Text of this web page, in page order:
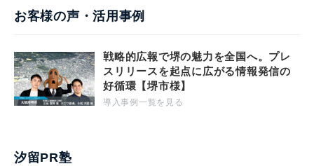
お客様の声・活用事例
戦略的広報で堺の魅力を全国へ。プレ
スリリースを起点に広がる情報発信の
好循環【堺市様】
導入事例一覧を見る
汐留PR塾